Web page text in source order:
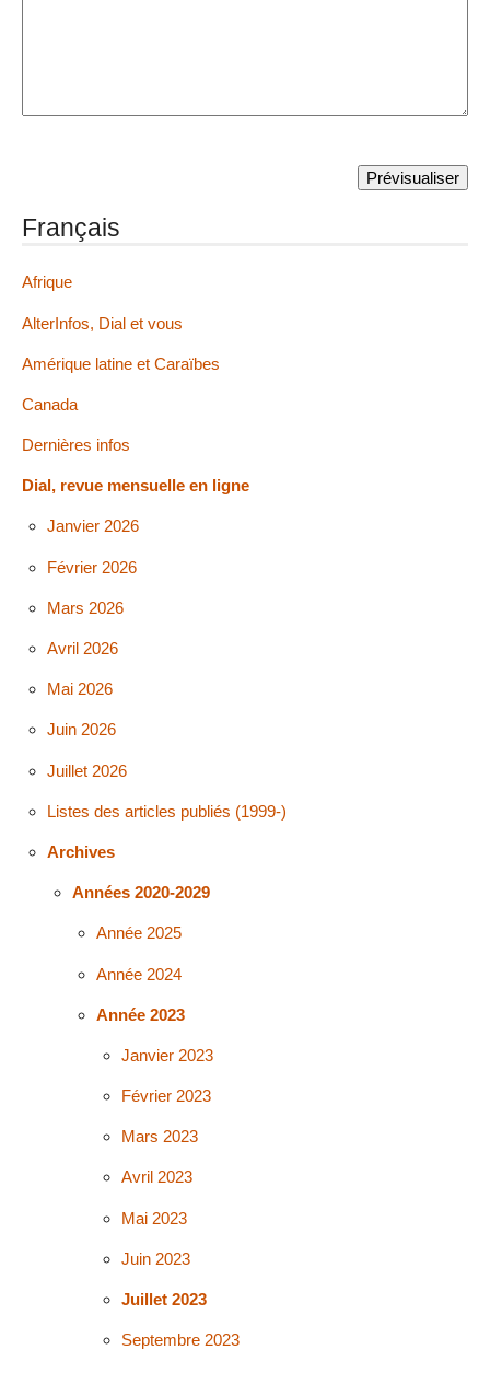
Français
Afrique
AlterInfos, Dial et vous
Amérique latine et Caraïbes
Canada
Dernières infos
Dial, revue mensuelle en ligne
Janvier 2026
Février 2026
Mars 2026
Avril 2026
Mai 2026
Juin 2026
Juillet 2026
Listes des articles publiés (1999-)
Archives
Années 2020-2029
Année 2025
Année 2024
Année 2023
Janvier 2023
Février 2023
Mars 2023
Avril 2023
Mai 2023
Juin 2023
Juillet 2023
Septembre 2023